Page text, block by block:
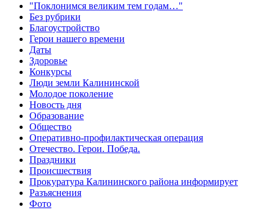
"Поклонимся великим тем годам…"
Без рубрики
Благоустройство
Герои нашего времени
Даты
Здоровье
Конкурсы
Люди земли Калининской
Молодое поколение
Новость дня
Образование
Общество
Оперативно-профилактическая операция
Отечество. Герои. Победа.
Праздники
Происшествия
Прокуратура Калининского района информирует
Разъяснения
Фото